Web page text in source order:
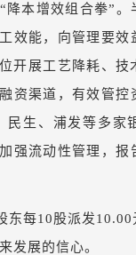
本增效组合拳”。
效能，向管理要效
开展工艺降耗、技
资渠道，有效管控
生、浦发等多家
强流动性管理，报
东每10股派发
发展的信心。